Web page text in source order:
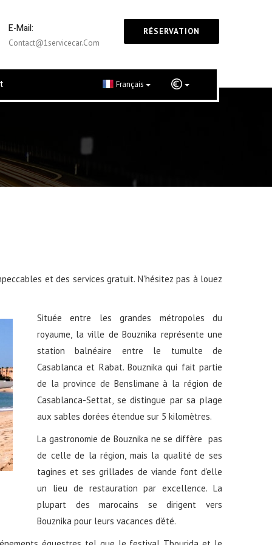
E-Mail:
Contact@1servicecar.com
RÉSERVATION
Français
et des services gratuit. N'hésitez pas à louez
Située entre les grandes métropoles du
royaume, la ville de Bouznika représente une
station balnéaire entre le tumulte de
Casablanca et Rabat. Bouznika qui fait partie
de la province de Benslimane à la région de
Casablanca-Settat, se distingue par sa plage
aux sables dorées étendue sur 5 kilomètres.
La gastronomie de Bouznika ne se diffère pas
de celle de la région, mais la qualité de ses
tagines et ses grillades de viande font d’elle
un lieu de restauration par excellence. La
plupart des marocains se dirigent vers
Bouznika pour leurs vacances d’été.